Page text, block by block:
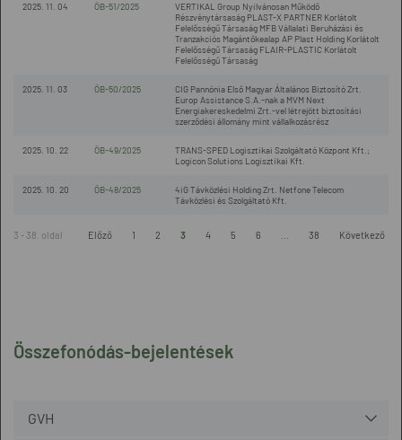
Összefonódás-bejelentések
GVH
2025. 11. 04 ÖB-51/2025
VERTIKAL Group Nyilvánosan Működő
Részvénytársaság PLAST-X PARTNER Korlátolt
Felelősségű Társaság MFB Vállalati Beruházási és
Tranzakciós Magántőkealap AP Plast Holding Korlátolt
Felelősségű Társaság FLAIR-PLASTIC Korlátolt
Felelősségű Társaság
2025. 11. 03 ÖB-50/2025
CIG Pannónia Első Magyar Általános Biztosító Zrt.
Europ Assistance S.A.-nak a MVM Next
Energiakereskedelmi Zrt.-vel létrejött biztosítási
szerződési állomány mint vállalkozásrész
2025. 10. 22 ÖB-49/2025
TRANS-SPED Logisztikai Szolgáltató Központ Kft.;
Logicon Solutions Logisztikai Kft.
2025. 10. 20 ÖB-48/2025
4iG Távközlési Holding Zrt. Netfone Telecom
Távközlési és Szolgáltató Kft.
3 - 38. oldal Előző 1 2 3 4 5 6 38 Következő